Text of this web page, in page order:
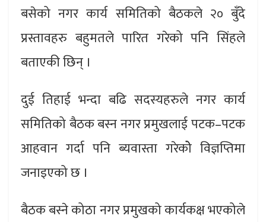
बसेको नगर कार्य समितिको बैठकले २० बुँदे
प्रस्तावहरु बहुमतले पारित गरेको पनि सिंहले
बताएकी छिन् ।
दुई तिहाई भन्दा बढि सदस्यहरुले नगर कार्य
समितिको बैठक बस्न नगर प्रमुखलाई पटक–पटक
आहवान गर्दा पनि ब्यवास्ता गरेकोे विज्ञप्तिमा
जनाइएको छ ।
बैठक बस्ने कोठा नगर प्रमुखको कार्यकक्ष भएकोले